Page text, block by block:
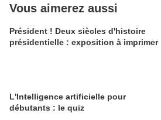
Vous aimerez aussi
Président ! Deux siècles d'histoire
présidentielle : exposition à imprimer
L'Intelligence artificielle pour
débutants : le quiz